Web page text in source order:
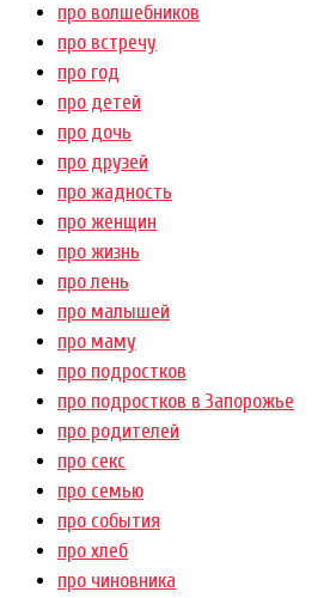
про волшебников
про встречу
про год
про детей
про дочь
про друзей
про жадность
про женщин
про жизнь
про лень
про малышей
про маму
про подростков
про подростков в Запорожье
про родителей
про секс
про семью
про события
про хлеб
про чиновника